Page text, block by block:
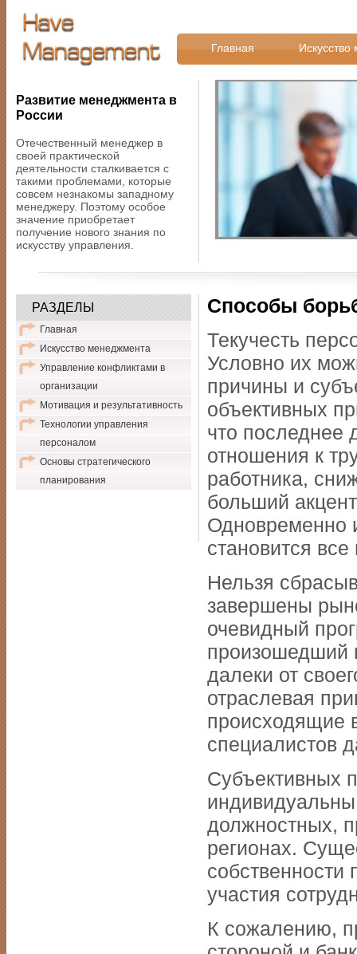
Главная
Развитие менеджмента в
России
Отечественный менеджер в
своей практической
деятельности сталкивается с
такими проблемами, которые
совсем незнакомы западному
менеджеру. Поэтому особое
значение приобретает
получение нового знания по
искусству управления.
РАЗДЕЛЫ
Главная
Искусство менеджмента
Управление конфликтами в
организации
Мотивация и результативность
Технологии управления
персоналом
Основы стратегического
планирования
Способы
Текучесть
Условно их
причины и
объективных
что последнее
отношения к
работника,
больший
Одновременно
становится
Нельзя
завершены
очевидный
произошедший
далеки от
отраслевая
происходящие
специалистов
Субъективных
должностных,
регионах.
собственности
участия
К сожалению,